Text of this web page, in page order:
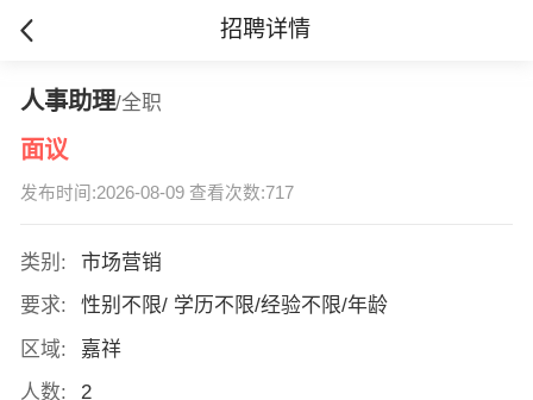
招聘详情
人事助理/全职
面议
发布时间:2026-08-09 查看次数:717
类别:
市场营销
要求:
性别不限/ 学历不限/经验不限/年龄
区域:
嘉祥
人数:
2